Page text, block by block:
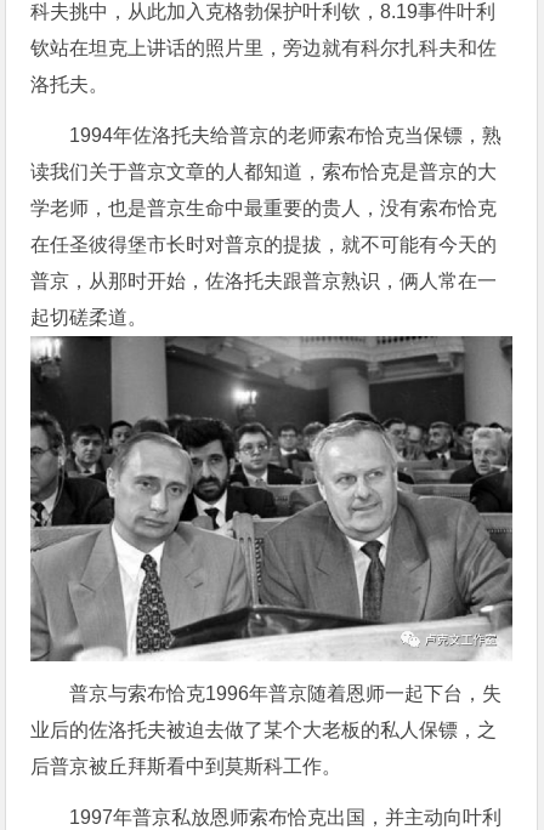
科夫挑中，从此加入克格勃保护叶利钦，8.19事件叶利
钦站在坦克上讲话的照片里，旁边就有科尔扎科夫和佐
洛托夫。
1994年佐洛托夫给普京的老师索布恰克当保镖，熟
读我们关于普京文章的人都知道，索布恰克是普京的大
学老师，也是普京生命中最重要的贵人，没有索布恰克
在任圣彼得堡市长时对普京的提拔，就不可能有今天的
普京，从那时开始，佐洛托夫跟普京熟识，俩人常在一
起切磋柔道。
普京与索布恰克1996年普京随着恩师一起下台，失
业后的佐洛托夫被迫去做了某个大老板的私人保镖，之
后普京被丘拜斯看中到莫斯科工作。
1997年普京私放恩师索布恰克出国，并主动向叶利